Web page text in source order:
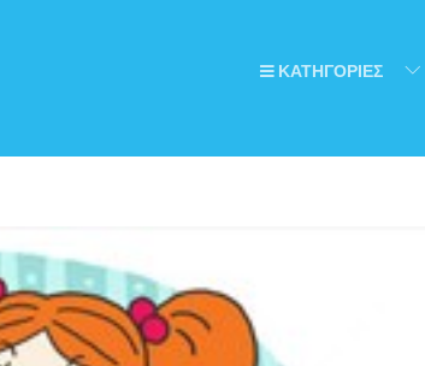
ΚΑΤΗΓΟΡΙΕΣ